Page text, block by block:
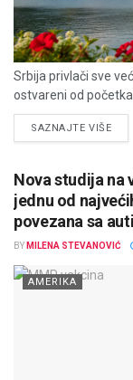
Srbija privlači sve
ostvareni od početka
SAZNAJTE VIŠE
Nova studija na
jednu od
povezana sa
BY MILENA STEVANOVIĆ
AMERIKA